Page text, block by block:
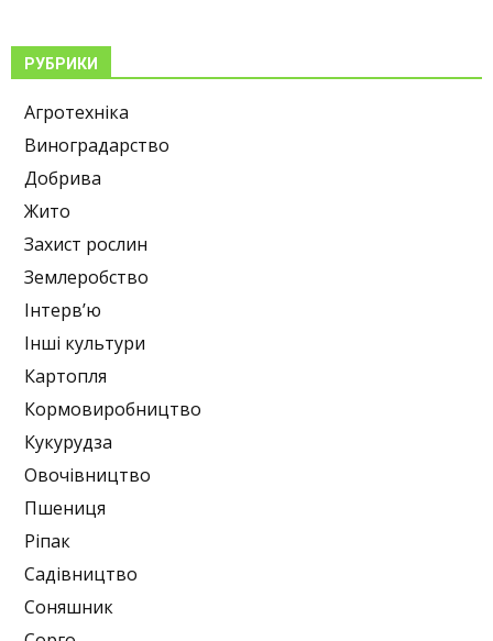
РУБРИКИ
Агротехніка
Виноградарство
Добрива
Жито
Захист рослин
Землеробство
Інтерв’ю
Інші культури
Картопля
Кормовиробництво
Кукурудза
Овочівництво
Пшениця
Ріпак
Садівництво
Соняшник